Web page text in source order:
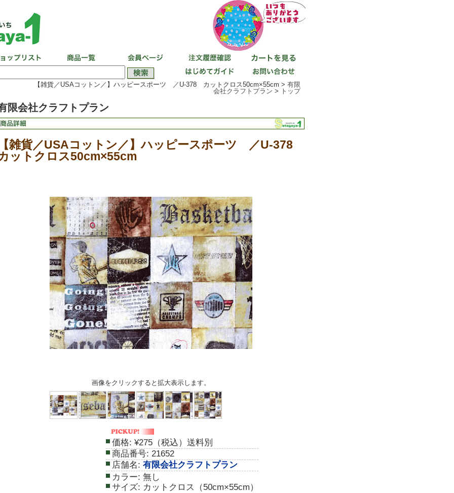
【雑貨／USAコットン／】ハッピースポーツ ／U-378 カットクロス50cm×55cm > 有限
会社クラフトプラン > トップ
限会社クラフトプラン
雑貨／USAコットン／】ハッピースポーツ ／U-378
ットクロス50cm×55cm
画像をクリックすると拡大表示します。
価格: ¥275（税込）送料別
商品番号: 21652
店舗名: 有限会社クラフトプラン
カラー: 無し
サイズ: カットクロス（50cm×55cm）